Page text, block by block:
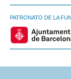
PATRONATO DE LA